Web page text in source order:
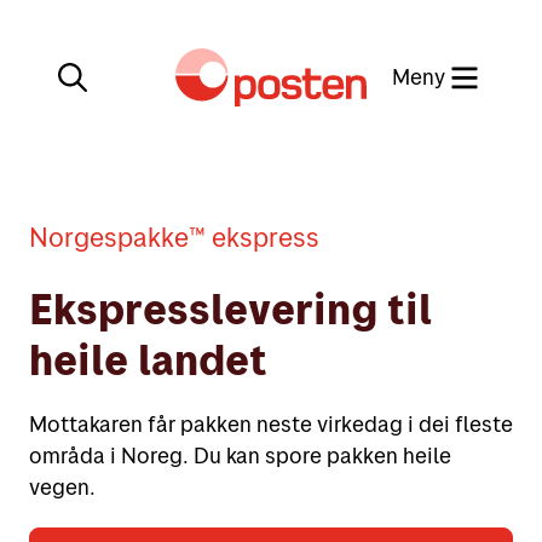
Lukk
Meny
Min side
English
Norgespakke™ ekspress
Ekspresslevering til
heile landet
Mottakaren får pakken neste virkedag i dei fleste
områda i Noreg. Du kan spore pakken heile
vegen.